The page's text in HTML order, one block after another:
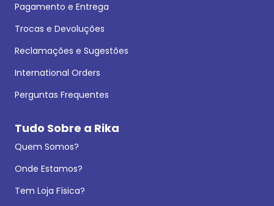
Pagamento e Entrega
Trocas e Devoluções
Reclamações e Sugestões
International Orders
Perguntas Frequentes
Tudo Sobre a Rika
Quem Somos?
Onde Estamos?
Tem Loja Física?